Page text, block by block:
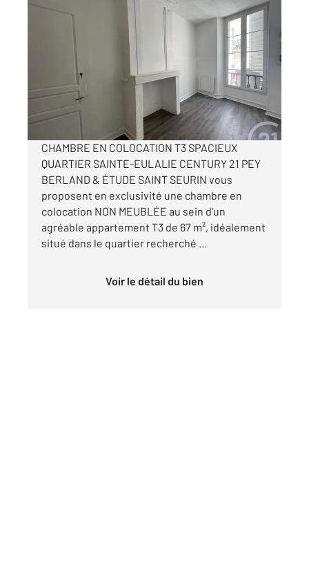
BORDEAUX 33
Appartement Chambre à louer
645 €
par mois charges comprises
CHAMBRE EN COLOCATION T3 SPACIEUX
QUARTIER SAINTE-EULALIE CENTURY 21 PEY
BERLAND & ÉTUDE SAINT SEURIN vous
proposent en exclusivité une chambre en
colocation NON MEUBLÉE au sein d'un
agréable appartement T3 de 67 m², idéalement
situé dans le quartier recherché ...
Voir le détail du bien